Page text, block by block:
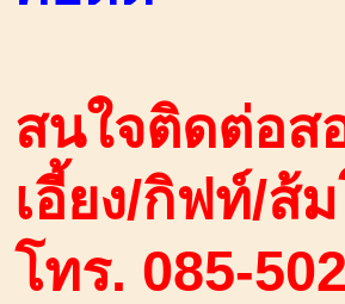
สนใจติดต่อส
เอี้ยง/กิฟท์/ส้
โทร. 085-